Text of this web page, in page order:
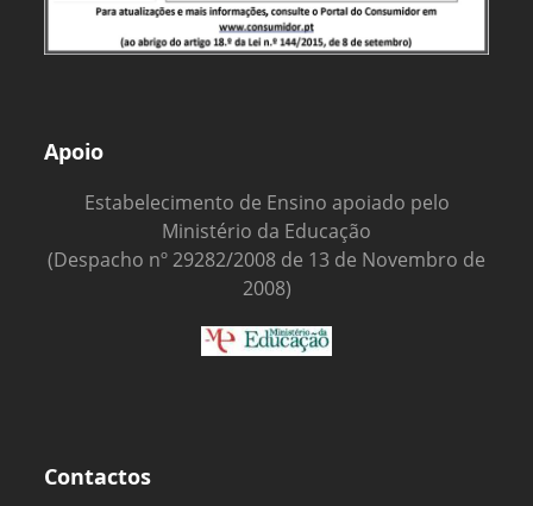
Apoio
Estabelecimento de Ensino apoiado pelo
Ministério da Educação
(Despacho nº 29282/2008 de 13 de Novembro de
2008)
Contactos